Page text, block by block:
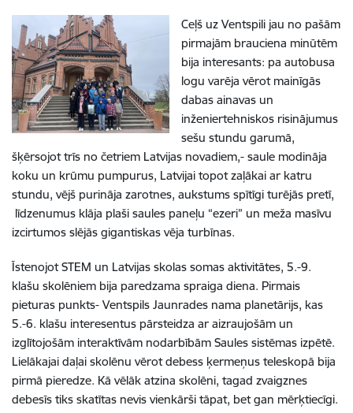
Ceļš uz Ventspili jau no pašām
pirmajām brauciena minūtēm
bija interesants: pa autobusa
logu varēja vērot mainīgās
dabas ainavas un
inženiertehniskos risinājumus
sešu stundu garumā,
šķērsojot trīs no četriem Latvijas novadiem,- saule modināja
koku un krūmu pumpurus, Latvijai topot zaļākai ar katru
stundu, vējš purināja zarotnes, aukstums spītīgi turējās pretī,
līdzenumus klāja plaši saules paneļu “ezeri” un meža masīvu
izcirtumos slējās gigantiskas vēja turbīnas.
Īstenojot STEM un Latvijas skolas somas aktivitātes, 5.-9.
klašu skolēniem bija paredzama spraiga diena. Pirmais
pieturas punkts- Ventspils Jaunrades nama planetārijs, kas
5.-6. klašu interesentus pārsteidza ar aizraujošām un
izglītojošām interaktīvām nodarbībām Saules sistēmas izpētē.
Lielākajai daļai skolēnu vērot debess ķermeņus teleskopā bija
pirmā pieredze. Kā vēlāk atzina skolēni, tagad zvaigznes
debesīs tiks skatītas nevis vienkārši tāpat, bet gan mērķtiecīgi.